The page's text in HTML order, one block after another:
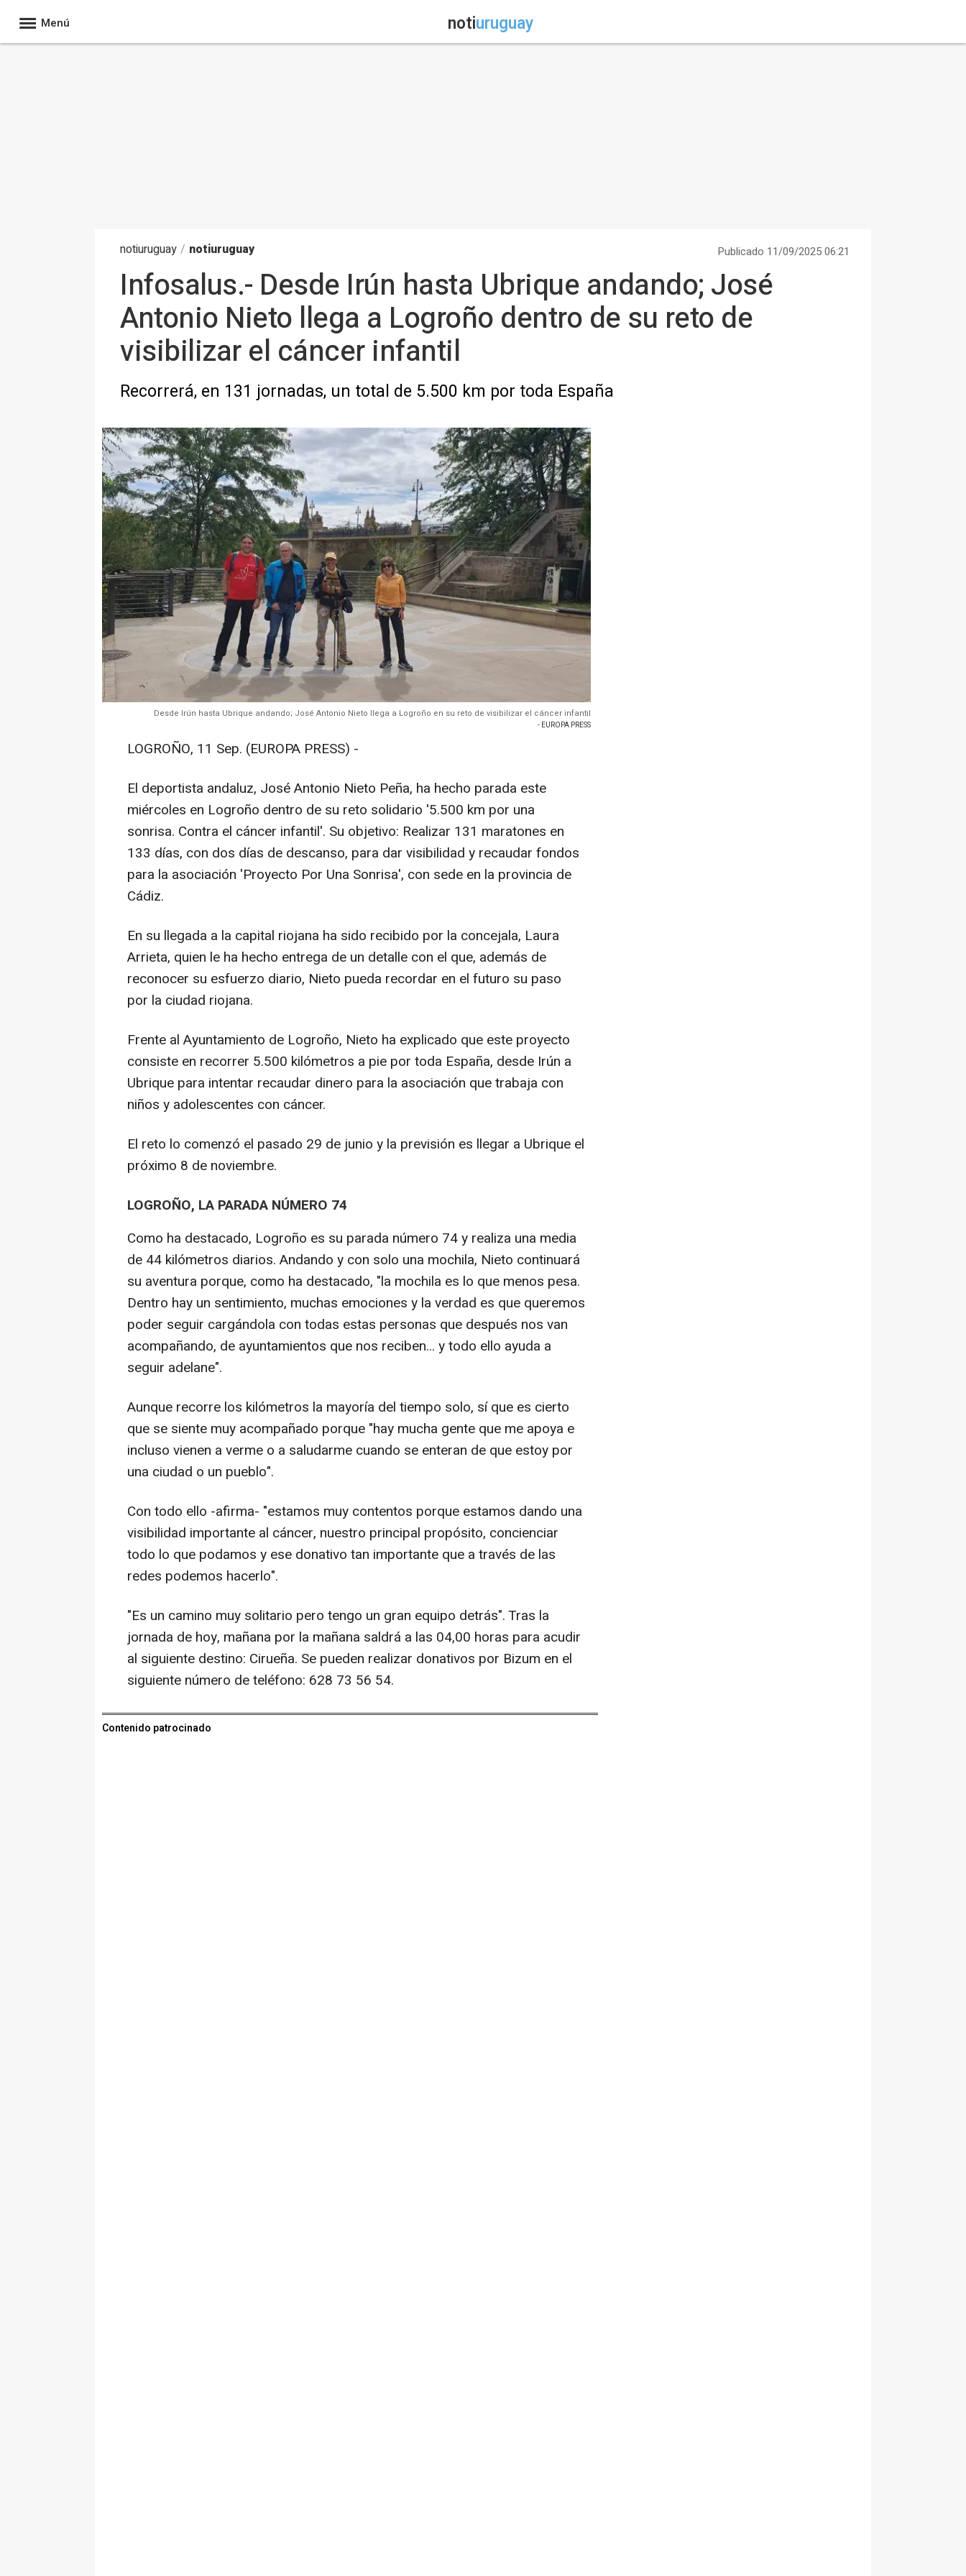
Menú notiuruguay
notiuruguay / notiuruguay Publicado 11/09/2025 06:21
Infosalus.- Desde Irún hasta Ubrique andando; José
Antonio Nieto llega a Logroño dentro de su reto de
visibilizar el cáncer infantil
Recorrerá, en 131 jornadas, un total de 5.500 km por toda España
Desde Irún hasta Ubrique andando; José Antonio Nieto llega a Logroño en su reto de visibilizar el cáncer infantil
- EUROPA PRESS
LOGROÑO, 11 Sep. (EUROPA PRESS) -
El deportista andaluz, José Antonio Nieto Peña, ha hecho parada este
miércoles en Logroño dentro de su reto solidario '5.500 km por una
sonrisa. Contra el cáncer infantil'. Su objetivo: Realizar 131 maratones en
133 días, con dos días de descanso, para dar visibilidad y recaudar fondos
para la asociación 'Proyecto Por Una Sonrisa', con sede en la provincia de
Cádiz.
En su llegada a la capital riojana ha sido recibido por la concejala, Laura
Arrieta, quien le ha hecho entrega de un detalle con el que, además de
reconocer su esfuerzo diario, Nieto pueda recordar en el futuro su paso
por la ciudad riojana.
Frente al Ayuntamiento de Logroño, Nieto ha explicado que este proyecto
consiste en recorrer 5.500 kilómetros a pie por toda España, desde Irún a
Ubrique para intentar recaudar dinero para la asociación que trabaja con
niños y adolescentes con cáncer.
El reto lo comenzó el pasado 29 de junio y la previsión es llegar a Ubrique el
próximo 8 de noviembre.
LOGROÑO, LA PARADA NÚMERO 74
Como ha destacado, Logroño es su parada número 74 y realiza una media
de 44 kilómetros diarios. Andando y con solo una mochila, Nieto continuará
su aventura porque, como ha destacado, "la mochila es lo que menos pesa.
Dentro hay un sentimiento, muchas emociones y la verdad es que queremos
poder seguir cargándola con todas estas personas que después nos van
acompañando, de ayuntamientos que nos reciben... y todo ello ayuda a
seguir adelane".
Aunque recorre los kilómetros la mayoría del tiempo solo, sí que es cierto
que se siente muy acompañado porque "hay mucha gente que me apoya e
incluso vienen a verme o a saludarme cuando se enteran de que estoy por
una ciudad o un pueblo".
Con todo ello -afirma- "estamos muy contentos porque estamos dando una
visibilidad importante al cáncer, nuestro principal propósito, concienciar
todo lo que podamos y ese donativo tan importante que a través de las
redes podemos hacerlo".
"Es un camino muy solitario pero tengo un gran equipo detrás". Tras la
jornada de hoy, mañana por la mañana saldrá a las 04,00 horas para acudir
al siguiente destino: Cirueña. Se pueden realizar donativos por Bizum en el
siguiente número de teléfono: 628 73 56 54.
Contenido patrocinado